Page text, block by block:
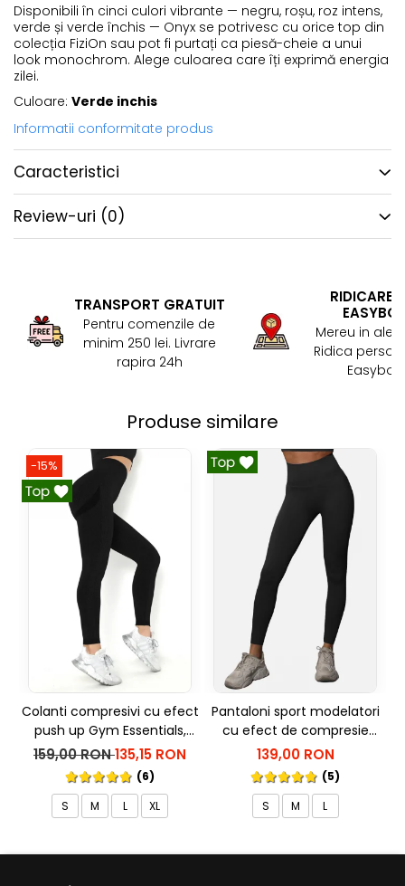
Disponibili în cinci culori vibrante — negru, roșu, roz intens,
verde și verde închis — Onyx se potrivesc cu orice top din
colecția FiziOn sau pot fi purtați ca piesă-cheie a unui
look monochrom. Alege culoarea care îți exprimă energia
zilei.
Culoare: Verde inchis
Informatii conformitate produs
Caracteristici
Review-uri (0)
TRANSPORT GRATUIT
Pentru comenzile de
minim 250 lei. Livrare
rapira 24h
RIDICARE
Mereu in
Ridica
Easybox!
Produse similare
-15%
Colanti compresivi cu efect
push up Gym Essentials,
Negru
159,00 RON135,15 RON
(6)
S
M L XL
Pantaloni sport modelatori
cu efect de compresie
Onyx, Negru
139,00 RON
(5)
S
M L